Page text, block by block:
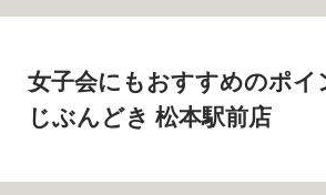
女子会にもおすすめのポ
じぶんどき 松本駅前店